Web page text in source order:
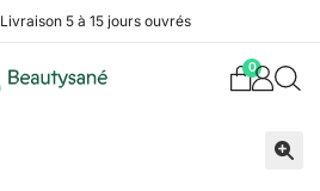
Livraison 5 à 15 jours ouvrés
0